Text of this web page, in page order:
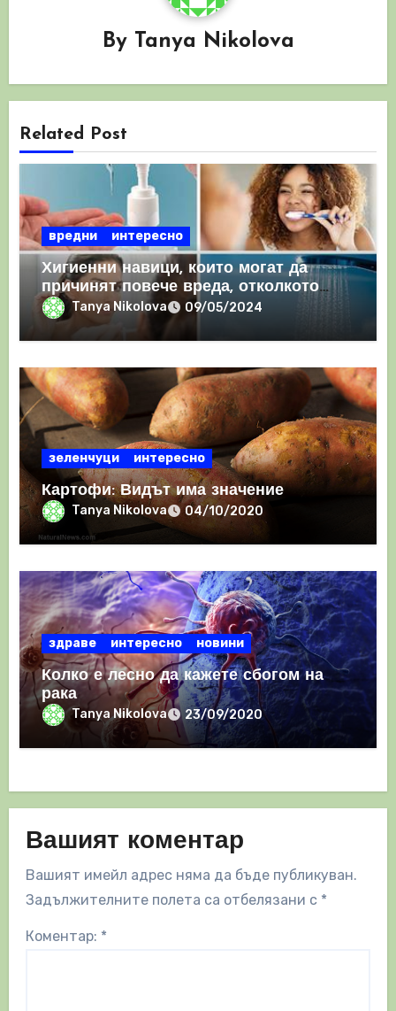
By Tanya Nikolova
Related Post
вредни интересно
Хигиенни навици, които могат да
причинят повече вреда, отколкото
ползаTanya Nikolova 09/05/2024
зеленчуци интересно
Картофи: Видът има значение
Tanya Nikolova 04/10/2020
здраве интересно новини
Колко е лесно да кажете сбогом на
рака
Tanya Nikolova 23/09/2020
Вашият коментар
Вашият имейл адрес няма да бъде публикуван.
Задължителните полета са отбелязани с *
Коментар: *